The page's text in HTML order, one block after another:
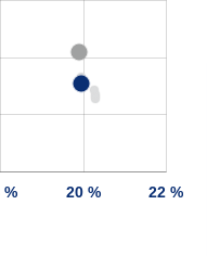
% 20 % 22 %